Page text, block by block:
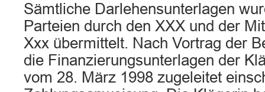
Sämtliche Darlehensunterlagen
Parteien durch den XXX und der
Xxx übermittelt. Nach Vortrag der
die Finanzierungsunterlagen der
vom 28. März 1998 zugeleitet